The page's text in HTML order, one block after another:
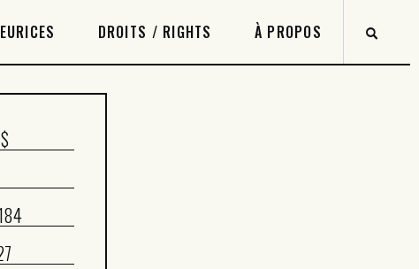
DROITS / RIGHTS À PROPOS